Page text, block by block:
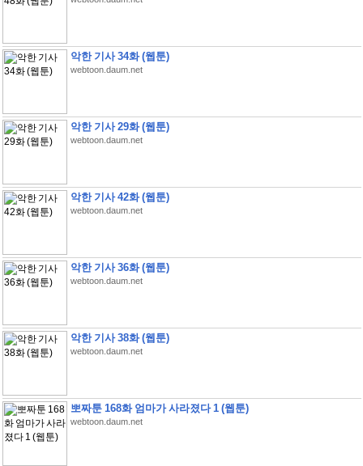
악한 기사 34화 (웹툰)
webtoon.daum.net
악한 기사 29화 (웹툰)
webtoon.daum.net
악한 기사 42화 (웹툰)
webtoon.daum.net
악한 기사 36화 (웹툰)
webtoon.daum.net
악한 기사 38화 (웹툰)
webtoon.daum.net
뽀짜툰 168화 엄마가 사라졌다 1 (웹툰)
webtoon.daum.net